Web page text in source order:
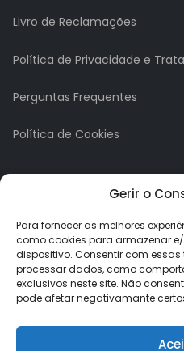
Gerir o
Para fornecer as melhores
como cookies para armazenar
dispositivo. Consentir com
processar dados, como
exclusivos neste site. Não
pode afetar negativamante
Livro de Reclamações
Política de Privacidade e
Perguntas Frequentes
Política de Cookies
A minha conta
A Minha Conta
Histórico de Pedidos
Lista de Desejos
Newsletter